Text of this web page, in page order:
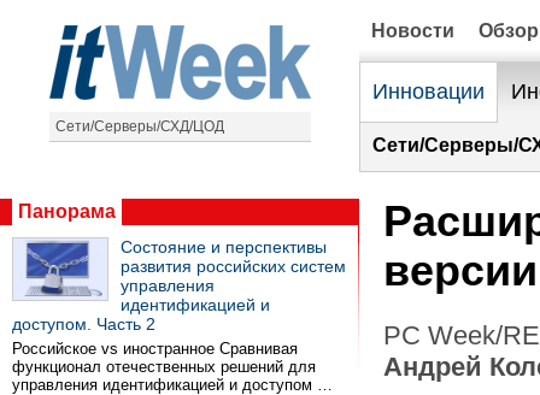
Сети/Серверы/СХД/ЦОД
Новости
Инновации
Сети/Серверы/
Панорама
Состояние и перспективы
развития российских систем
управления
идентификацией и
доступом. Часть 2
Российское vs иностранное Сравнивая
функционал отечественных решений для
управления идентификацией и доступом …
PC Week/
Андрей